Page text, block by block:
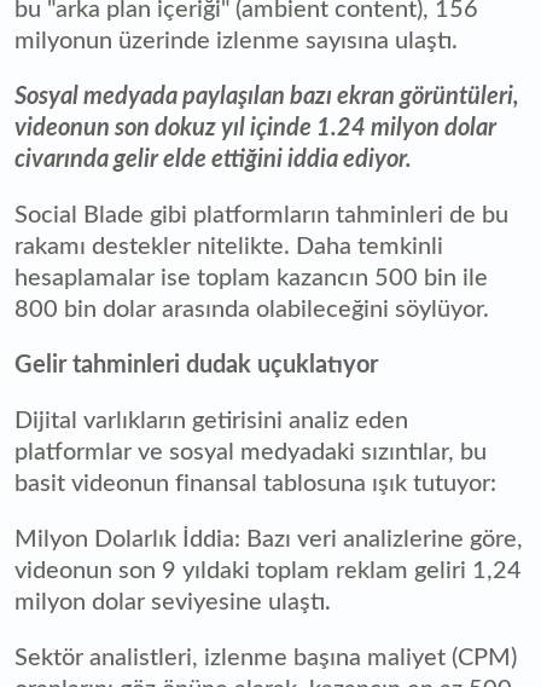
bu "arka plan içeriği" (ambient content), 156
milyonun üzerinde izlenme sayısına ulaştı.
Sosyal medyada paylaşılan bazı ekran görüntüleri,
videonun son dokuz yıl içinde 1.24 milyon dolar
civarında gelir elde ettiğini iddia ediyor.
Social Blade gibi platformların tahminleri de bu
rakamı destekler nitelikte. Daha temkinli
hesaplamalar ise toplam kazancın 500 bin ile
800 bin dolar arasında olabileceğini söylüyor.
Gelir tahminleri dudak uçuklatıyor
Dijital varlıkların getirisini analiz eden
platformlar ve sosyal medyadaki sızıntılar, bu
basit videonun finansal tablosuna ışık tutuyor:
Milyon Dolarlık İddia: Bazı veri analizlerine göre,
videonun son 9 yıldaki toplam reklam geliri 1,24
milyon dolar seviyesine ulaştı.
Sektör analistleri, izlenme başına maliyet (CPM)